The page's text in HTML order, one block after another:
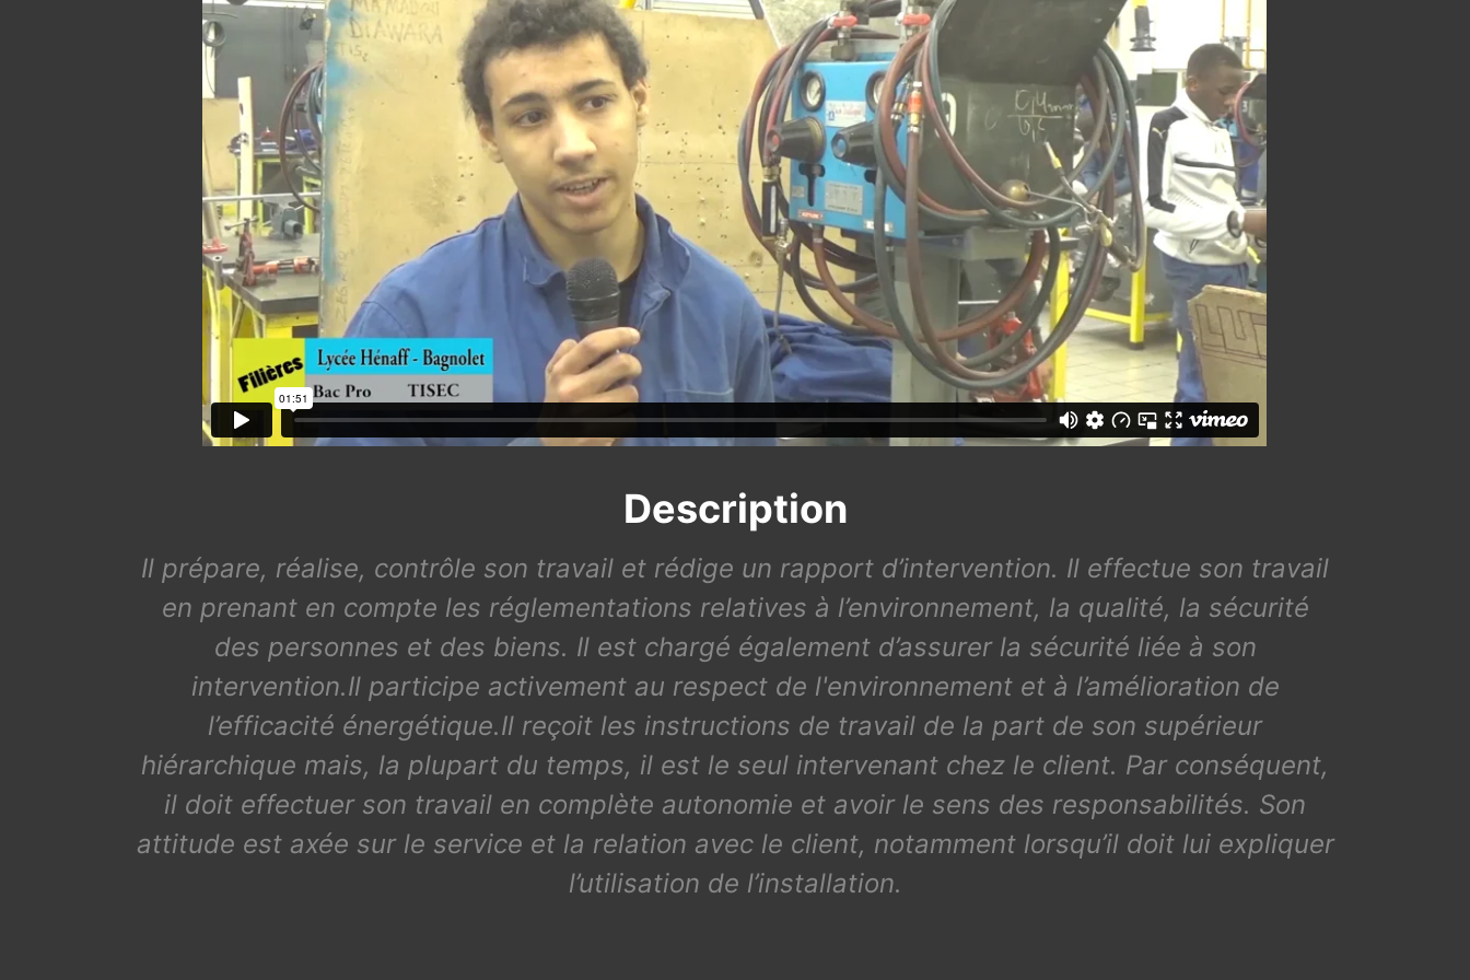
Description
Il prépare, réalise, contrôle son travail et rédige un rapport d’intervention. Il effectue son travail
en prenant en compte les réglementations relatives à l’environnement, la qualité, la sécurité
des personnes et des biens. Il est chargé également d’assurer la sécurité liée à son
intervention.Il participe activement au respect de l'environnement et à l’amélioration de
l’efficacité énergétique.Il reçoit les instructions de travail de la part de son supérieur
hiérarchique mais, la plupart du temps, il est le seul intervenant chez le client. Par conséquent,
il doit effectuer son travail en complète autonomie et avoir le sens des responsabilités. Son
attitude est axée sur le service et la relation avec le client, notamment lorsqu’il doit lui expliquer
l’utilisation de l’installation.